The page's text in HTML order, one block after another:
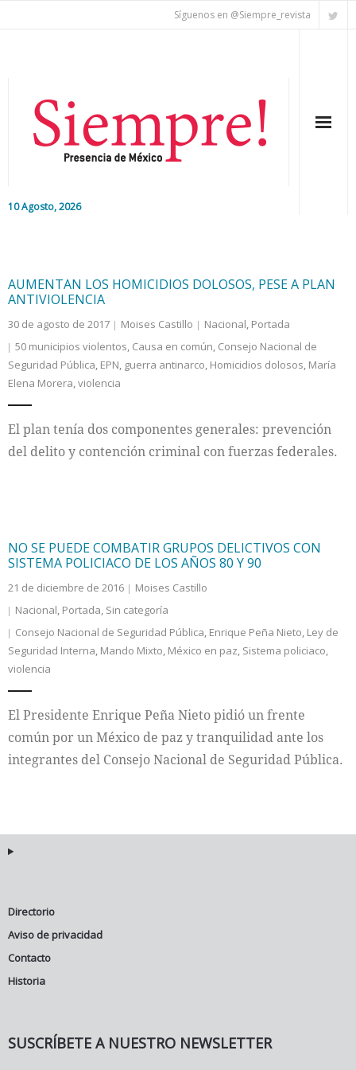
Síguenos en @Siempre_revista
10 Agosto, 2026
Colaboradores
Internacional
Cultura
AUMENTAN LOS HOMICIDIOS DOLOSOS, PESE A PLAN
ANTIVIOLENCIA
30 de agosto de 2017 Moises Castillo Nacional, Portada
50 municipios violentos, Causa en común, Consejo Nacional de
Seguridad Pública, EPN, guerra antinarco, Homicidios dolosos, María
Elena Morera,violencia
El plan tenía dos componentes generales: prevención
del delito y contención criminal con fuerzas federales.
NO SE PUEDE COMBATIR GRUPOS DELICTIVOS CON
SISTEMA POLICIACO DE LOS AÑOS 80 Y 90
21 de diciembre de 2016
Moises Castillo
Nacional, Portada, Sin categoría
Consejo Nacional de Seguridad Pública, Enrique Peña Nieto, Ley de
Seguridad Interna, Mando Mixto, México en paz, Sistema policiaco,
violencia
El Presidente Enrique Peña Nieto pidió un frente
común por un México de paz y tranquilidad ante los
integrantes del Consejo Nacional de Seguridad Pública.
Directorio
Aviso de privacidad
Contacto
Historia
SUSCRÍBETE A NUESTRO NEWSLETTER